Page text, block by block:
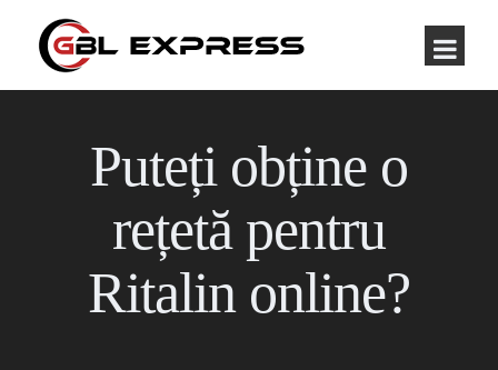
Puteți obține o
rețetă pentru
Ritalin online?